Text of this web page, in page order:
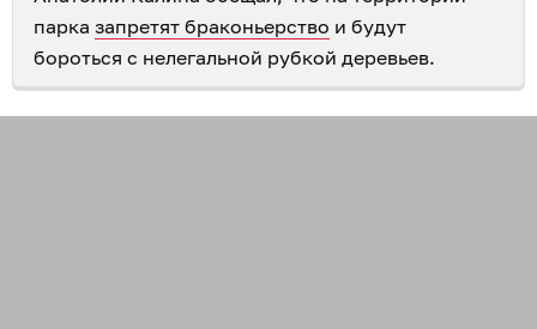
парка запретят браконьерство и будут
бороться с нелегальной рубкой деревьев.